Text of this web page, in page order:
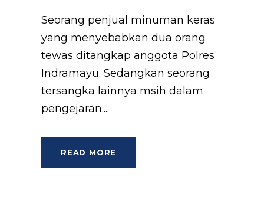
Seorang penjual minuman keras
yang menyebabkan dua orang
tewas ditangkap anggota Polres
Indramayu. Sedangkan seorang
tersangka lainnya msih dalam
pengejaran....
READ MORE